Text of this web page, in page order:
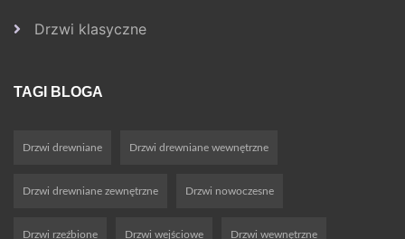
Drzwi klasyczne
TAGI BLOGA
Drzwi drewniane Drzwi drewniane wewnętrzne
Drzwi drewniane zewnętrzne Drzwi nowoczesne
Drzwi rzeźbione Drzwi wejściowe Drzwi wewnętrzne